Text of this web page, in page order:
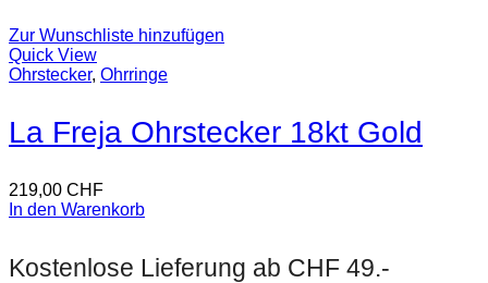
Zur Wunschliste hinzufügen
Quick View
Ohrstecker, Ohrringe
La Freja Ohrstecker 18kt Gold
219,00 CHF
In den Warenkorb
Kostenlose Lieferung ab CHF 49.-